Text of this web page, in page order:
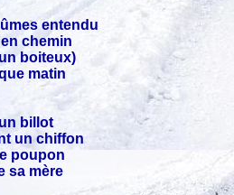
entendu
chemin
boiteux)
matin
billot
un chiffon
poupon
sa mère